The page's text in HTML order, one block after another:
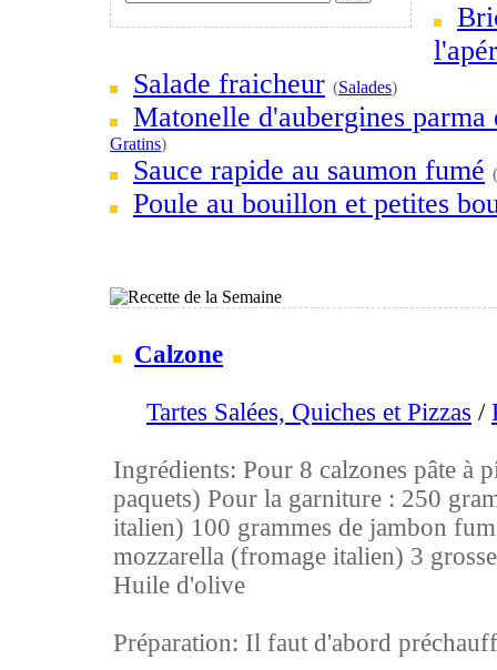
Salade fraicheur (Salades)
Matonelle d'aubergines
Gratins)
Sauce rapide au saumon fumé (
Poule au bouillon et petites
Calzone
Tartes Salées, Quiches et Pizzas /
Ingrédients: Pour 8 calzones pâte à
paquets) Pour la garniture : 250
italien) 100 grammes de jambon
mozzarella (fromage italien) 3
Huile d'olive
Préparation: Il faut d'abord